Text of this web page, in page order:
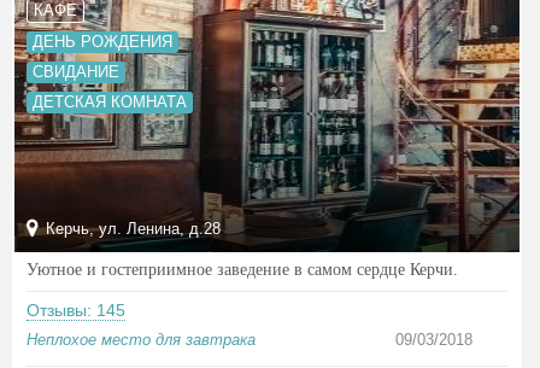
КАФЕ
ДЕНЬ РОЖДЕНИЯ
СВИДАНИЕ
ДЕТСКАЯ КОМНАТА
Керчь, ул. Ленина, д.28
Уютное и гостеприимное заведение в самом сердце Керчи.
Отзывы: 145
Неплохое место для завтрака 09/03/2018